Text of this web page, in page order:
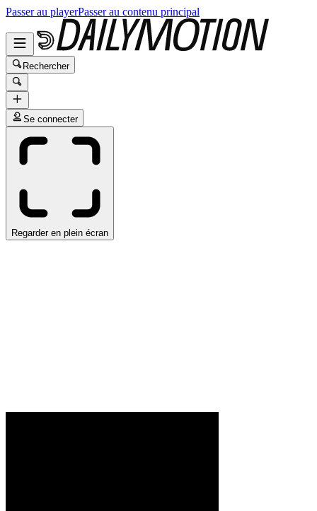
Passer au playerPasser au contenu principal
Rechercher
Se connecter
Regarder en plein écran